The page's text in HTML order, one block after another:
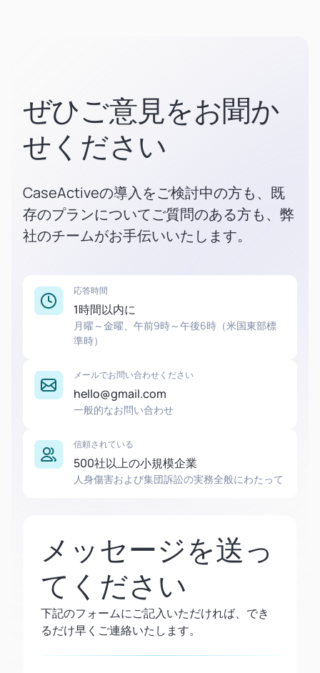
ぜひご意見をお聞か
せください
CaseActiveの導入をご検討中の方も、既
存のプランについてご質問のある方も、弊
社のチームがお手伝いいたします。
応答時間
1時間以内に
月曜～金曜、午前9時～午後6時（米国東部標
準時）
メールでお問い合わせください
hello@gmail.com
一般的なお問い合わせ
信頼されている
500社以上の小規模企業
人身傷害および集団訴訟の実務全般にわたって
メッセージを送っ
てください
下記のフォームにご記入いただければ、でき
るだけ早くご連絡いたします。